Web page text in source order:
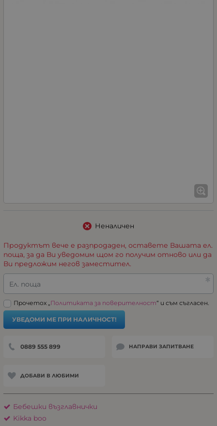
Неналичен
Продуктът вече е разпродаден, оставете Вашата ел.
поща, за да Ви уведомим щом го получим отново или да
Ви предложим негов заместител.
Ел. поща
Прочетох „Политиката за поверителност“ и съм съгласен.
УВЕДОМИ МЕ ПРИ НАЛИЧНОСТ!
0889 555 899 НАПРАВИ ЗАПИТВАНЕ
ДОБАВИ В ЛЮБИМИ
Бебешки възглавнички
Kikka boo